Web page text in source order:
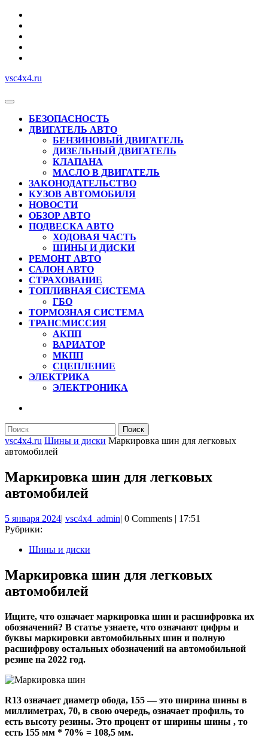
Перейти
содержимому
vsc4x4.ru
Кнопка
ОткрытьБЕЗОПАСНОСТЬ
ДВИГАТЕЛЬ АВТО
БЕНЗИНОВЫЙ ДВИГАТЕЛЬ
ДИЗЕЛЬНЫЙ ДВИГАТЕЛЬ
КЛАПАНА
МАСЛО В ДВИГАТЕЛЬ
ЗАКОНОДАТЕЛЬСТВО
КУЗОВ АВТОМОБИЛЯ
НОВОСТИ
ОБЗОР АВТО
ПОДВЕСКА АВТО
ХОДОВАЯ ЧАСТЬ
ШИНЫ И ДИСКИ
РЕМОНТ АВТО
САЛОН АВТО
СТРАХОВАНИЕ
ТОПЛИВНАЯ СИСТЕМА
ГБО
ТОРМОЗНАЯ СИСТЕМА
ТРАНСМИССИЯ
АКПП
ВАРИАТОР
МКПП
СЦЕПЛЕНИЕ
ЭЛЕКТРИКА
ЭЛЕКТРОНИКА
КНОПКА
Найти:
vsc4x4.ru Шины и диски Маркировка шин для легковых
автомобилей
Маркировка шин для легковых
автомобилей
5 января 20245| vsc4x4_adminvsc4x4_admin
| 0 Comments | 17:51
Рубрики:
Шины и диски
Маркировка шин для легковых
автомобилей
Ищите, что означает маркировка шин и расшифровка их
обозначений? В статье узнаете, что означают цифры и
буквы маркировки автомобильных шин и полную
расшифрову остальных обозначений на автомобильной
резине на 2022 год.
R13 означает диаметр обода, 155 — это ширина шины в
миллиметрах, 70, в свою очередь, означает профиль, то
есть высоту резины. Это процент от ширины шины , то
есть 155 мм * 70% = 108,5 мм.